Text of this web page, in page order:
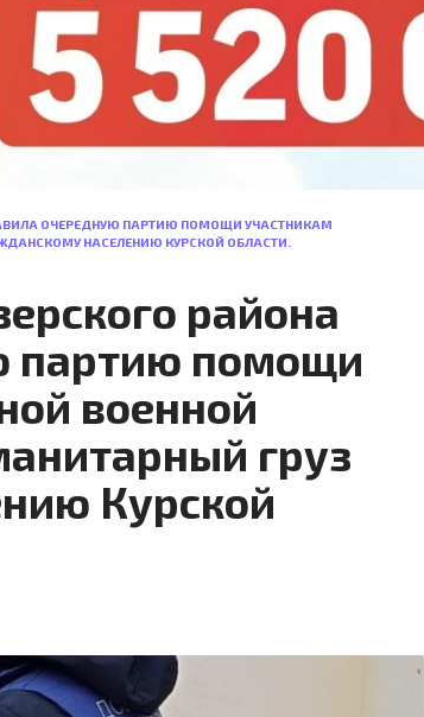
ОЧЕРЕДНУЮ ПАРТИЮ ПОМОЩИ УЧАСТНИКАМ
НАСЕЛЕНИЮ КУРСКОЙ ОБЛАСТИ.
района
партию помощи
военной
груз
Курской